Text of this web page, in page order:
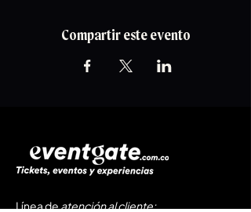
Compartir este evento
Línea deatención al cliente: